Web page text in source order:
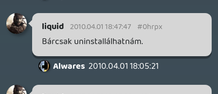
Nem rossz...
Katasztrofális!
Drado 2010.04.01 17:42:35 #0hrpp
Nem, szerintem az érzelmek nélküli
én is. 😃